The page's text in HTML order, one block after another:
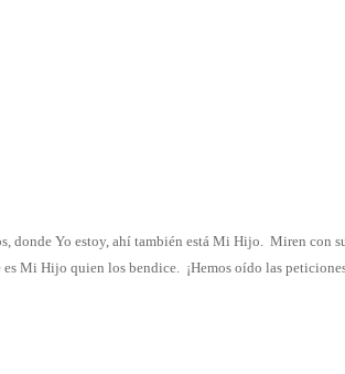
donde Yo estoy, ahí también está Mi Hijo. Miren con
es Mi Hijo quien los bendice. ¡Hemos oído las